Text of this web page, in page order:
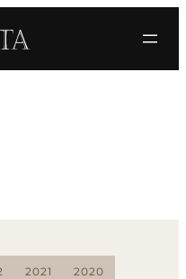
2021 2020